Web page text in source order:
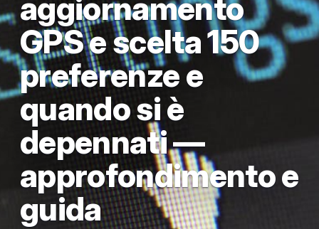
aggiornamento
GPS e scelta 150
preferenze e
quando si è
depennati —
approfondimento e
guida